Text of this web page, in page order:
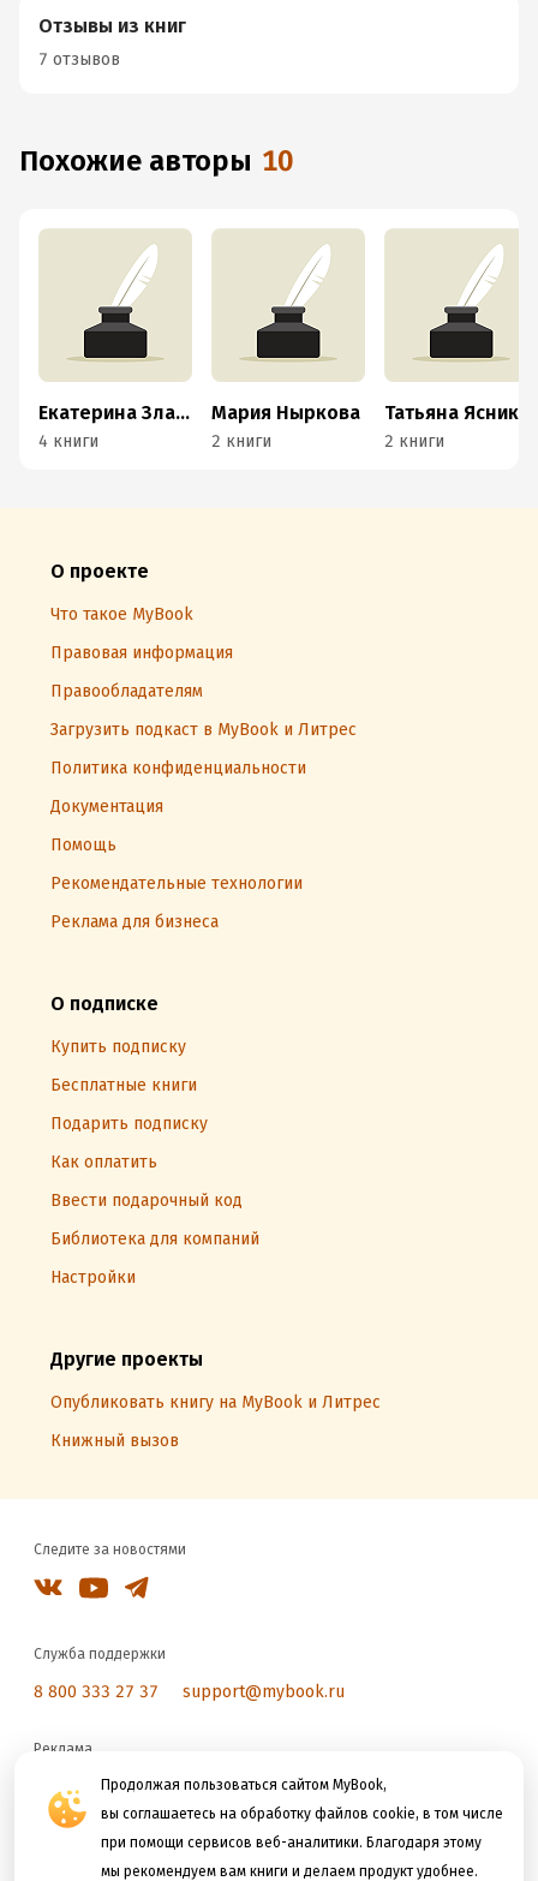
Продолжая пользоваться сайтом MyBook,
вы соглашаетесь на обработку файлов cookie, в том числе
при помощи сервисов веб-аналитики. Благодаря этому
мы рекомендуем вам книги и делаем продукт удобнее.
Отзывы из книг
7 отзывов
Похожие авторы 10
Екатерина Златорунская
4 книги
Мария Ныркова
2 книги 2 книги
О проекте
Что такое MyBook
Правовая информация
Правообладателям
Загрузить подкаст в MyBook и Литрес
Политика конфиденциальности
Документация
Помощь
Рекомендательные технологии
Реклама для бизнеса
О подписке
Купить подписку
Бесплатные книги
Подарить подписку
Как оплатить
Ввести подарочный код
Библиотека для компаний
Настройки
Другие проекты
Опубликовать книгу на MyBook и Литрес
Книжный вызов
Следите за новостями
Служба поддержки
8 800 333 27 37 support@mybook.ru
Реклама
reklama@litres.ru
Мы принимаем к оплате